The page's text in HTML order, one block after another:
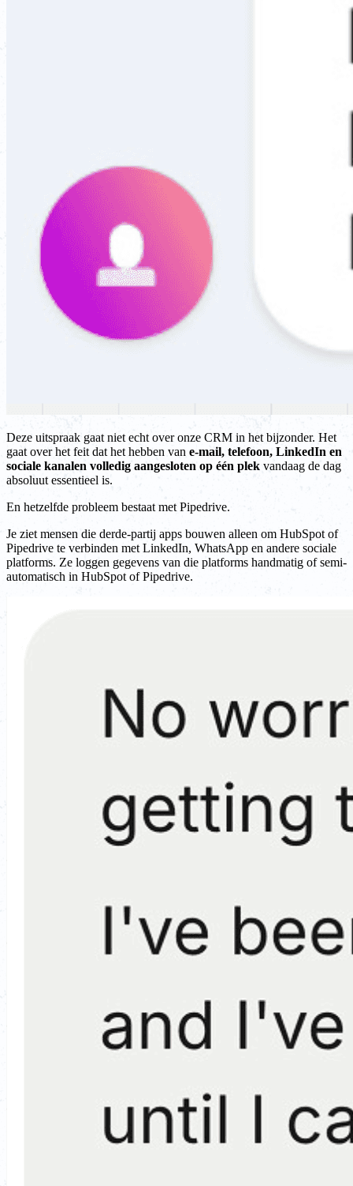
Deze uitspraak gaat niet echt over onze CRM in het bijzonder. Het
gaat over het feit dat het hebben van e-mail, telefoon, LinkedIn en
sociale kanalen volledig aangesloten op één plek vandaag de dag
absoluut essentieel is.
En hetzelfde probleem bestaat met Pipedrive.
Je ziet mensen die derde-partij apps bouwen alleen om HubSpot of
Pipedrive te verbinden met LinkedIn, WhatsApp en andere sociale
platforms. Ze loggen gegevens van die platforms handmatig of semi-
automatisch in HubSpot of Pipedrive.